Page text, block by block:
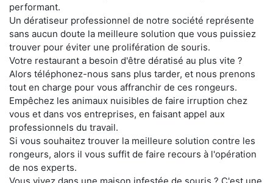
performant.
Un dératiseur professionnel de notre société représente
sans aucun doute la meilleure solution que vous puissiez
trouver pour éviter une prolifération de souris.
Votre restaurant a besoin d'être dératisé au plus vite ?
Alors téléphonez-nous sans plus tarder, et nous prenons
tout en charge pour vous affranchir de ces rongeurs.
Empêchez les animaux nuisibles de faire irruption chez
vous et dans vos entreprises, en faisant appel aux
professionnels du travail.
Si vous souhaitez trouver la meilleure solution contre les
rongeurs, alors il vous suffit de faire recours à l'opération
de nos experts.
Vous vivez dans une maison infestée de souris ? C'est une